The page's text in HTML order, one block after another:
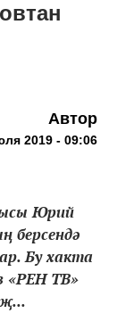
Автор
2019 - 09:06
Юрий
берсендә
Бу хакта
«РЕН ТВ»